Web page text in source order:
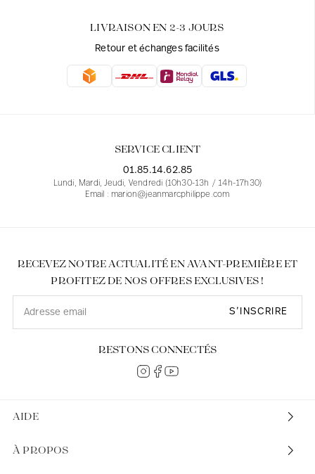
LIVRAISON EN 2-3 JOURS
Retour et échanges facilités
SERVICE CLIENT
01.85.14.62.85
Lundi, Mardi, Jeudi, Vendredi (10h30-13h / 14h-17h30)
Email : marion@jeanmarcphilippe.com
AIDE
À PROPOS
RECEVEZ NOTRE ACTUALITÉ EN AVANT-PREMIÈRE ET
PROFITEZ DE NOS OFFRES EXCLUSIVES !
S’INSCRIRE
RESTONS CONNECTÉS